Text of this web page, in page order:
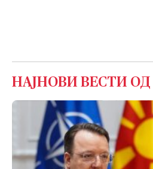
НАЈНОВИ ВЕСТИ ОД